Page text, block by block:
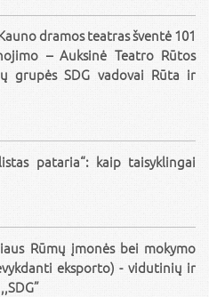
dramos teatras šventė 101
– Auksinė Teatro Rūtos
grupės SDG vadovai Rūta ir
pataria“: kaip taisyklingai
Rūmų įmonės bei mokymo
eksporto) - vidutinių ir